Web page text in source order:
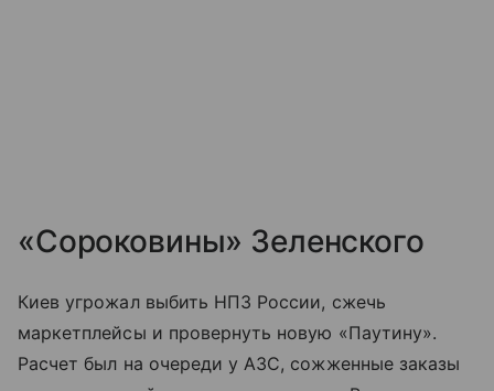
«Сороковины» Зеленского
Киев угрожал выбить НПЗ России, сжечь
маркетплейсы и провернуть новую «Паутину».
Расчет был на очереди у АЗС, сожженные заказы